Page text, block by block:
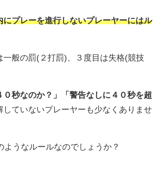
にプレーを進行しないプレーヤーにはル
般の罰(２打罰)、３度目は失格(競技
０秒なのか？」「警告なしに４０秒を超
ていないプレーヤーも少なくありませ
うなルールなのでしょうか？